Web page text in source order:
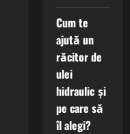
Cum te
ajută un
răcitor de
ulei
hidraulic și
pe care să
îl alegi?